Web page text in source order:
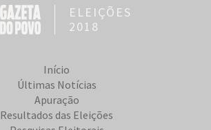
ELEIÇÕES
2018
Início
Últimas Notícias
Apuração
Resultados das Eleições